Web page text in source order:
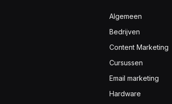
Algemeen
Bedrijven
Content Marketing
Cursussen
Email marketing
Hardware